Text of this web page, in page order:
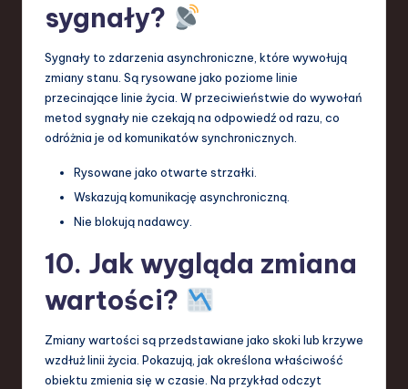
sygnały?
Sygnały to zdarzenia asynchroniczne, które wywołują
zmiany stanu. Są rysowane jako poziome linie
przecinające linie życia. W przeciwieństwie do wywołań
metod sygnały nie czekają na odpowiedź od razu, co
odróżnia je od komunikatów synchronicznych.
Rysowane jako otwarte strzałki.
Wskazują komunikację asynchroniczną.
Nie blokują nadawcy.
10. Jak wygląda zmiana
wartości?
Zmiany wartości są przedstawiane jako skoki lub krzywe
wzdłuż linii życia. Pokazują, jak określona właściwość
obiektu zmienia się w czasie. Na przykład odczyt